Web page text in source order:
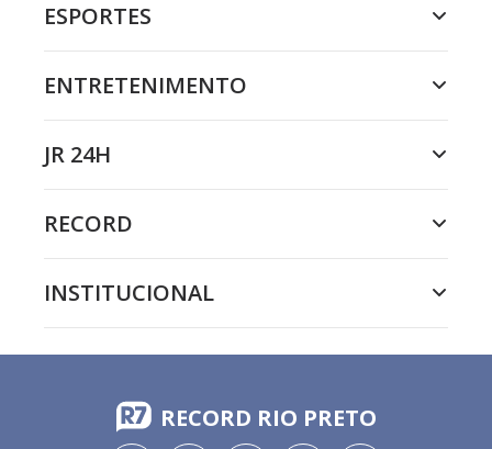
ESPORTES
ENTRETENIMENTO
JR 24H
RECORD
INSTITUCIONAL
RECORD RIO PRETO